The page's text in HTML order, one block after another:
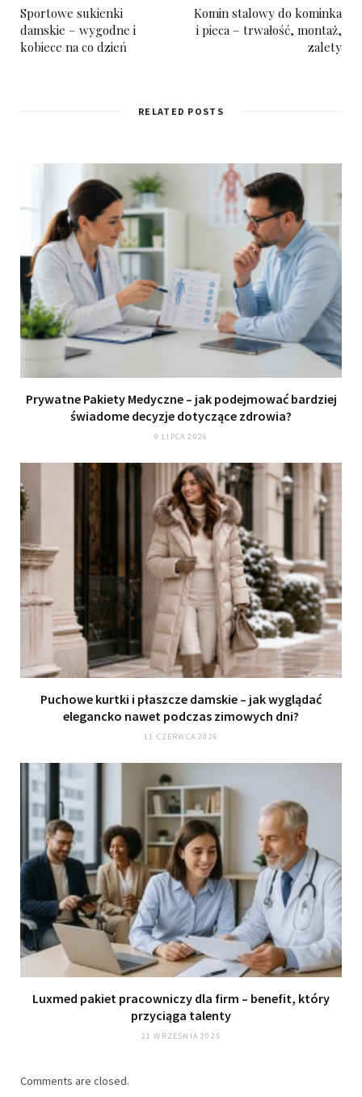
Sportowe sukienki
damskie – wygodne i
kobiece na co dzień
Komin stalowy do kominka
i pieca – trwałość, montaż,
zalety
RELATED POSTS
Prywatne Pakiety Medyczne – jak podejmować bardziej
świadome decyzje dotyczące zdrowia?
9 LIPCA 2026
Puchowe kurtki i płaszcze damskie – jak wyglądać
elegancko nawet podczas zimowych dni?
11 CZERWCA 2026
Luxmed pakiet pracowniczy dla firm – benefit, który
przyciąga talenty
21 WRZEŚNIA 2025
Comments are closed.